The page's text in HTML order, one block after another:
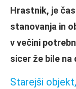
Hrastnik, je
stanovanja in
v večini
sicer že bile na
Starejši